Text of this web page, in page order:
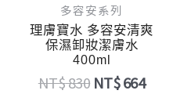
多容安系列
理膚寶水 多容安清爽
保濕卸妝潔膚水
400ml
NT$830 NT$664